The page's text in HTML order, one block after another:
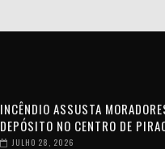
INCÊNDIO ASSUSTA
DEPÓSITO NO CENTRO DE
JULHO 28, 2026